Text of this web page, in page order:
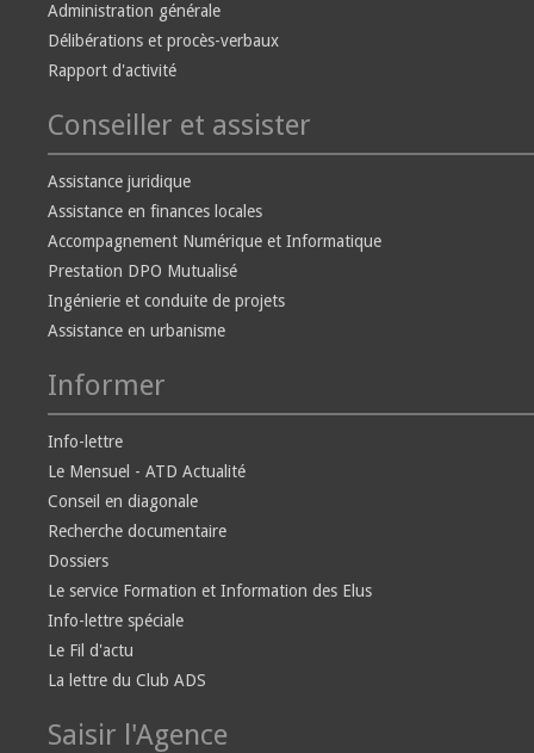
Administration générale
Délibérations et procès-verbaux
Rapport d'activité
Conseiller et assister
Assistance juridique
Assistance en finances locales
Accompagnement Numérique et Informatique
Prestation DPO Mutualisé
Ingénierie et conduite de projets
Assistance en urbanisme
Informer
Info-lettre
Le Mensuel - ATD Actualité
Conseil en diagonale
Recherche documentaire
Dossiers
Le service Formation et Information des Elus
Info-lettre spéciale
Le Fil d'actu
La lettre du Club ADS
Saisir l'Agence